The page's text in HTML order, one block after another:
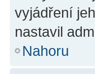
vyjádření
nastavil
Nahoru